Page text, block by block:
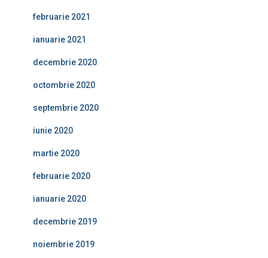
februarie 2021
ianuarie 2021
decembrie 2020
octombrie 2020
septembrie 2020
iunie 2020
martie 2020
februarie 2020
ianuarie 2020
decembrie 2019
noiembrie 2019